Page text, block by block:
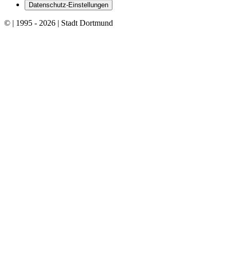
Datenschutz-Einstellungen
© | 1995 - 2026 | Stadt Dortmund